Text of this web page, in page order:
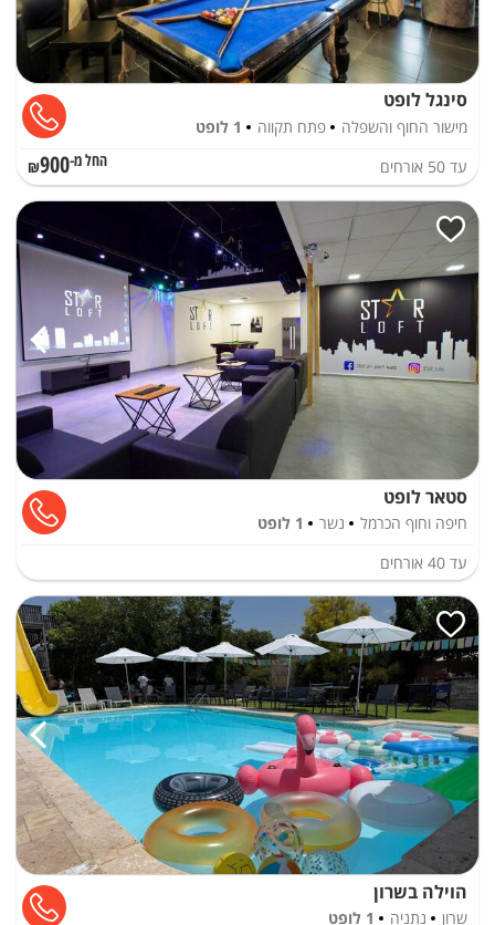
סינגל לופט
מישור החוף והשפלה פתח תקווה
1 לופט
עד 50 אורחים החל מ-₪900
סטאר לופט
חיפה וחוף הכרמל נשר
1 לופט
עד 40 אורחים
הוילה בשרון
שרון נתניה
1 לופט